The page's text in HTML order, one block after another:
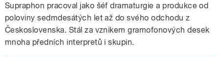
Supraphon pracoval jako šéf dramaturgie a produkce od
poloviny sedmdesátých let až do svého odchodu z
Československa. Stál za vznikem gramofonových desek
mnoha předních interpretů i skupin.